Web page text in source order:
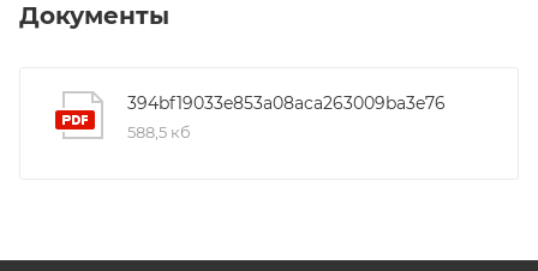
Документы
394bf19033e853a08aca263009ba3e76
588,5 кб